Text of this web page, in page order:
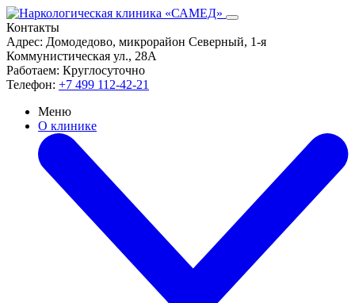
Контакты
Адрес: Домодедово, микрорайон Северный, 1-я
Коммунистическая ул., 28А
Работаем: Круглосуточно
Телефон: +7 499 112-42-21
Меню
О клинике